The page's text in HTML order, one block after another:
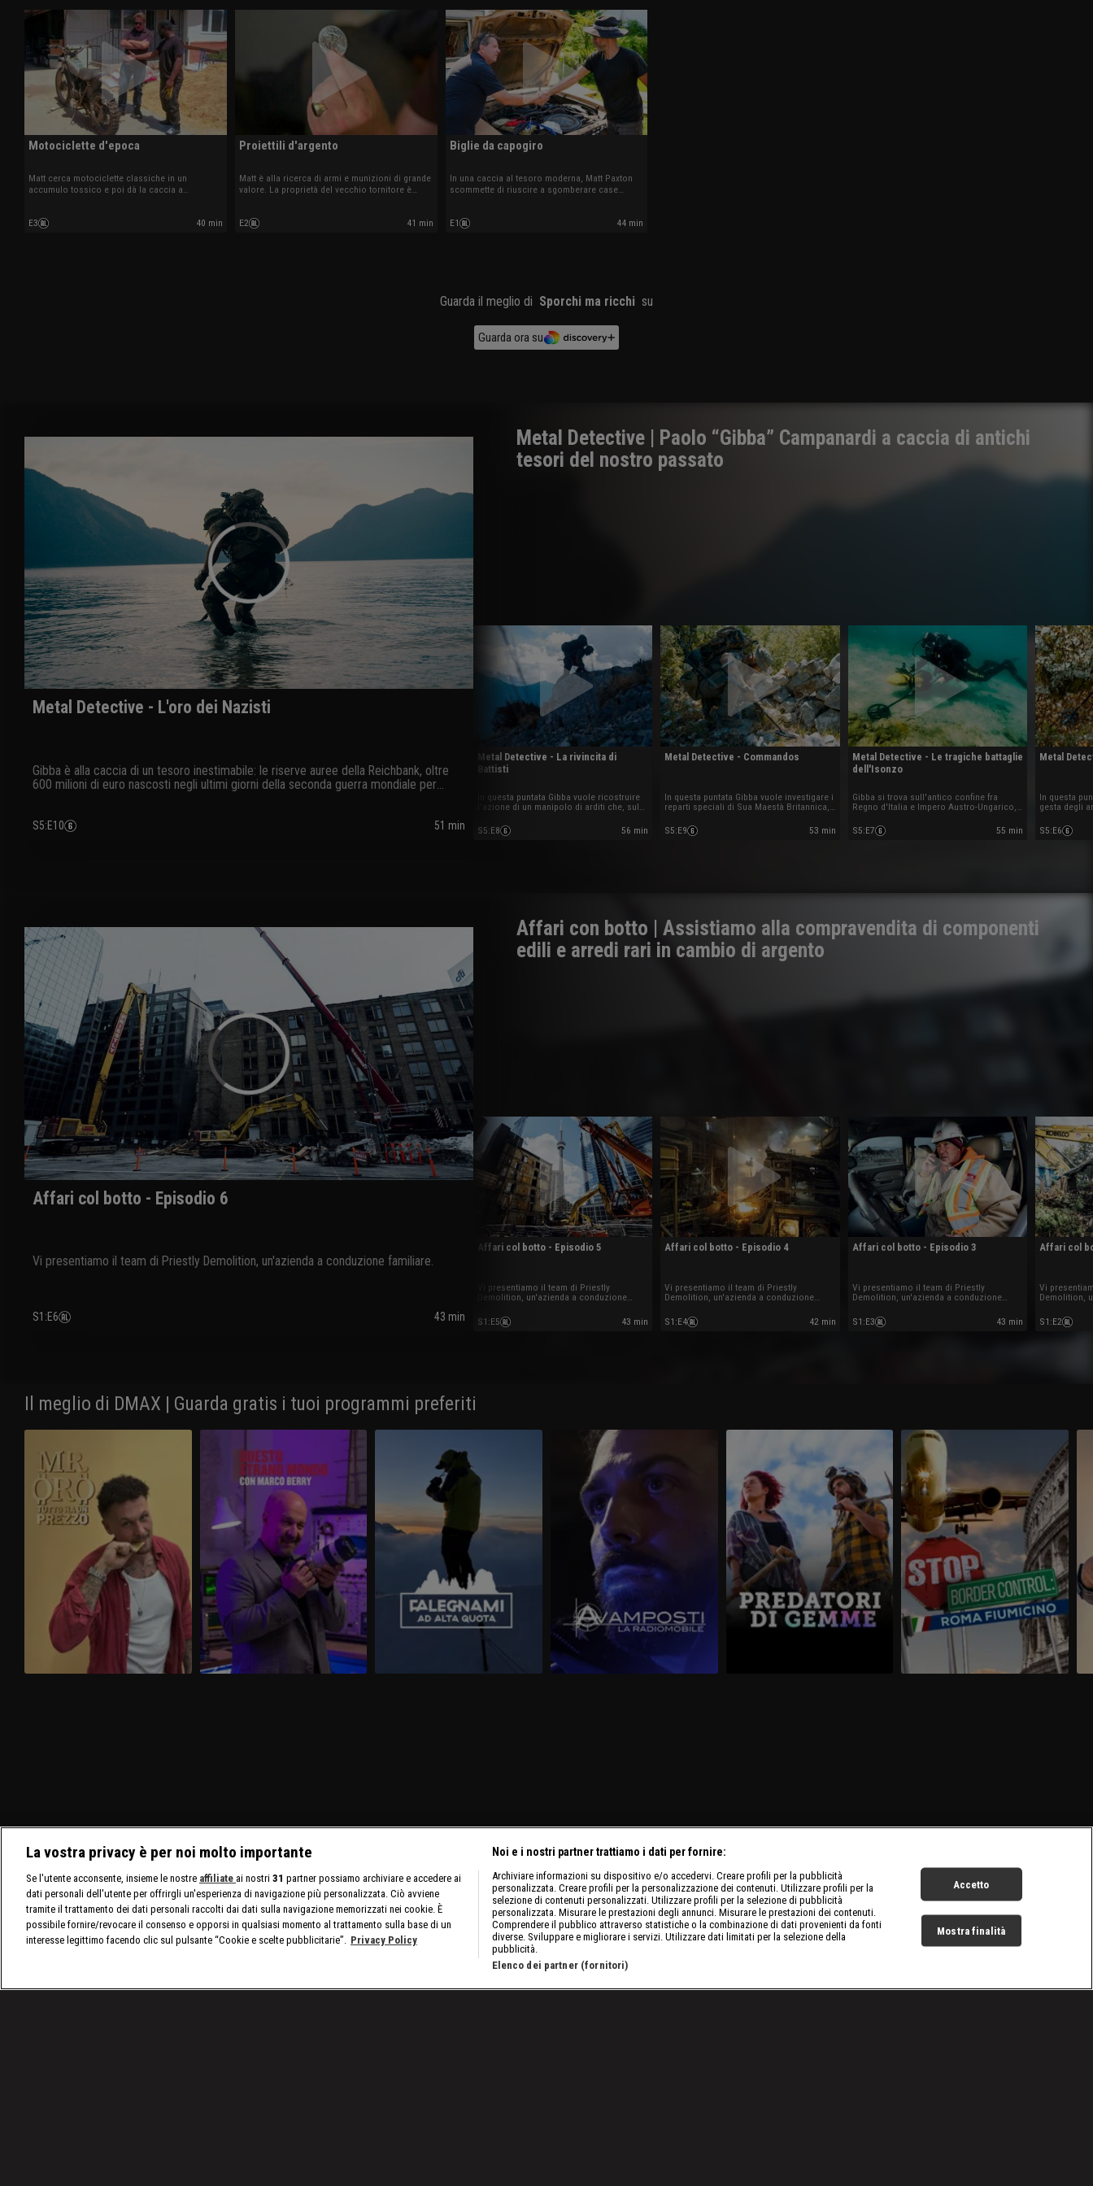
Motociclette d'epoca
Matt cerca motociclette classiche in un
accumulo tossico e poi dà la caccia a
E3
40 min
Proiettili d'argento
Matt è alla ricerca di armi e munizioni di grande
valore. La proprietà del vecchio tornitore è
25.000 dollari potrebbe far fruttare la sua
E2 41 min
Biglie da capogiro
In una caccia al tesoro moderna, Matt Paxton
scommette di riuscire a sgomberare case
Mustang d’epoca, reperti militari e una
E1 44 min
Guarda il meglio di Sporchi ma ricchi su
Guarda ora su
Metal Detective | Paolo “Gibba” Campanardi a caccia di antichi
tesori del nostro passato
Metal Detective - L'oro dei Nazisti
Gibba è alla caccia di un tesoro inestimabile: le riserve auree della Reichbank, oltre
600 milioni di euro nascosti negli ultimi giorni della seconda guerra mondiale per
S5:E10 51 min
Metal Detective - La rivincita di
Battisti
In questa puntata Gibba vuole ricostruire
l'azione di un manipolo di arditi che, sul
vendicare la cattura e l'uccisione
dell'irredentista Cesare Battisti da parte
S5:E8 56 min
Metal Detective - Commandos
In questa puntata Gibba vuole investigare i
reparti speciali di Sua Maestà Britannica, i
liberazione di Cassino dalle truppe
naziste.
S5:E9 53 min
Metal Detective - Le tragiche battaglie
dell'Isonzo
Gibba si trova sull'antico confine fra
Regno d'Italia e Impero Austro-Ungarico,
portarono al fallimento di 11 azioni
offensive intraprese dagli italiani nel
S5:E7 55 min
Metal
In questa
gesta degli
scacchiere
mondiale: il
S5:E6
Affari con botto | Assistiamo alla compravendita di componenti
edili e arredi rari in cambio di argento
Affari col botto - Episodio 6
Vi presentiamo il team di Priestly Demolition, un'azienda a conduzione familiare.
S1 :E6 43 min
Affari col botto - Episodio 5
Vi presentiamo il team di Priestly
Demolition, un'azienda a conduzione
S1 :E5 43 min
Affari col botto - Episodio 4
Vi presentiamo il team di Priestly
Demolition, un'azienda a conduzione
S1 :E4 42 min
Affari col botto - Episodio 3
Vi presentiamo il team di Priestly
Demolition, un'azienda a conduzione
S1 :E3 43 min
Affari col
Vi
Demolition,
S1 :E2
Il meglio di DMAX | Guarda gratis i tuoi programmi preferiti
La vostra privacy è per noi molto importante
Se l'utente acconsente, insieme le nostre affiliate ai nostri 31 partner possiamo archiviare e accedere ai
dati personali dell'utente per offrirgli un'esperienza di navigazione più personalizzata. Ciò avviene
tramite il trattamento dei dati personali raccolti dai dati sulla navigazione memorizzati nei cookie. È
possibile fornire/revocare il consenso e opporsi in qualsiasi momento al trattamento sulla base di un
interesse legittimo facendo clic sul pulsante “Cookie e scelte pubblicitarie”. Privacy Policy
Noi e i nostri partner trattiamo i dati per fornire:
Archiviare informazioni su dispositivo e/o accedervi. Creare profili per la pubblicità
personalizzata. Creare profili per la personalizzazione dei contenuti. Utilizzare profili per la
selezione di contenuti personalizzati. Utilizzare profili per la selezione di pubblicità
personalizzata. Misurare le prestazioni degli annunci. Misurare le prestazioni dei contenuti.
Comprendere il pubblico attraverso statistiche o la combinazione di dati provenienti da fonti
diverse. Sviluppare e migliorare i servizi. Utilizzare dati limitati per la selezione della
pubblicità.
Elenco dei partner (fornitori)
Accetto
Mostra finalità